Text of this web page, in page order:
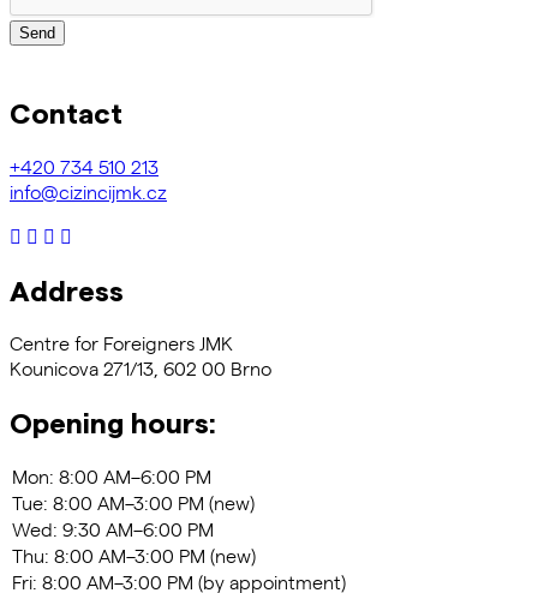
Send
Contact
+420 734 510 213
info@cizincijmk.cz
Address
Centre for Foreigners JMK
Kounicova 271/13, 602 00 Brno
Opening hours: